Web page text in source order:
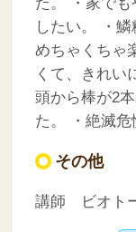
したい。
・
めちゃくちゃ
くて、きれい
頭から棒が2
た。
・絶滅
その他
講師 ビオト